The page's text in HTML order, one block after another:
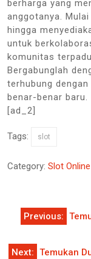
berharga yang
anggotanya.
hingga
untuk
komunitas
Bergabunglah
terhubung
benar-benar baru.
[ad_2]
Tags: slot
Category: Slot Online
Post
navigation
Previous:
Next: Temukan